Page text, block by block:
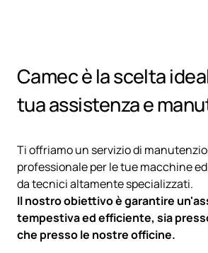
Camec è la scelta
tua assistenza e
Ti offriamo un servizio di
professionale per le tue macchine
da tecnici altamente specializzati.
Il nostro obiettivo è garantire
tempestiva ed efficiente, sia
che presso le nostre officine.